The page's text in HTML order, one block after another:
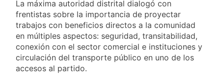
temperaturas más
bajas de la semana
por qué se celebra
cada 7 de agosto y
qué representa para
los argentinos
2 Días Atrás
El Senado aprobó la
ley de propiedad
privada, pero el
Gobierno debió
2 Días Atrás
Incidentes frente al
La máxima autoridad distrital dialogó con
frentistas sobre la importancia de proyectar
trabajos con beneficios directos a la comunidad
en múltiples aspectos: seguridad, transitabilidad,
conexión con el sector comercial e instituciones y
circulación del transporte público en uno de los
accesos al partido.